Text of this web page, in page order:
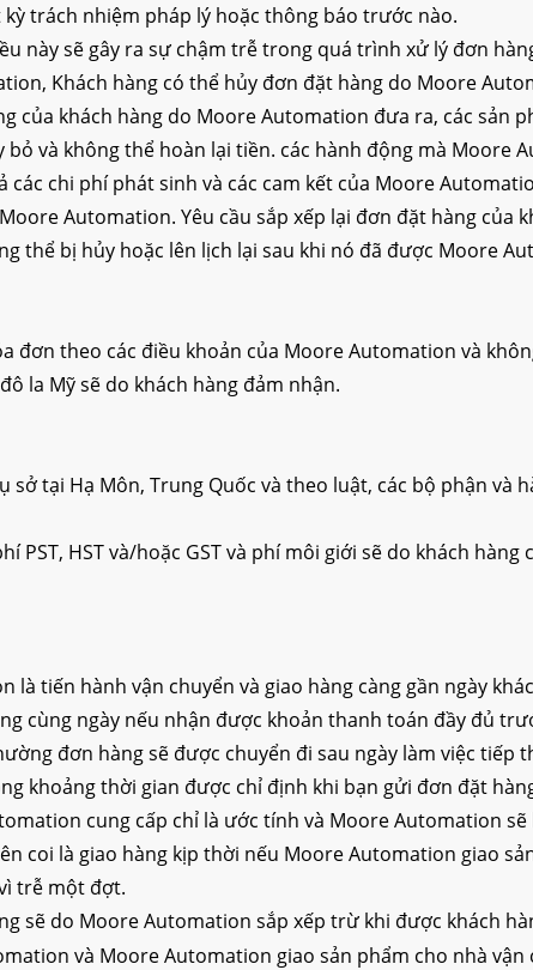
trách nhiệm pháp lý hoặc thông báo trước nào.
này sẽ gây ra sự chậm trễ trong quá trình xử lý đơn
Khách hàng có thể hủy đơn đặt hàng do Moore
của khách hàng do Moore Automation đưa ra, các sản
và không thể hoàn lại tiền. các hành động mà Moore
chi phí phát sinh và các cam kết của Moore
Automation. Yêu cầu sắp xếp lại đơn đặt hàng của
thể bị hủy hoặc lên lịch lại sau khi nó đã được Moore
đơn theo các điều khoản của Moore Automation và
la Mỹ sẽ do khách hàng đảm nhận.
tại Hạ Môn, Trung Quốc và theo luật, các bộ phận và
PST, HST và/hoặc GST và phí môi giới sẽ do khách
tiến hành vận chuyển và giao hàng càng gần ngày
cùng ngày nếu nhận được khoản thanh toán đầy đủ
đơn hàng sẽ được chuyển đi sau ngày làm việc tiếp
khoảng thời gian được chỉ định khi bạn gửi đơn đặt
cung cấp chỉ là ước tính và Moore Automation
coi là giao hàng kịp thời nếu Moore Automation giao
trễ một đợt.
sẽ do Moore Automation sắp xếp trừ khi được khách
và Moore Automation giao sản phẩm cho nhà vận